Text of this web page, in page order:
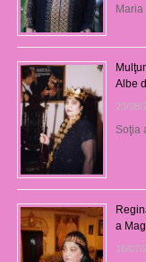
Maria
Albe
23/08/
Soţia
a
16/07/